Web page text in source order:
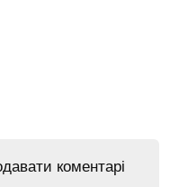
коментарі